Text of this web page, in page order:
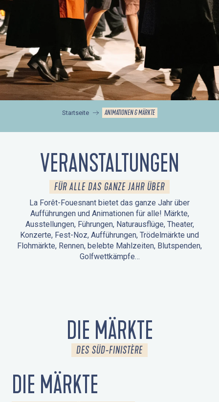
Startseite ANIMATIONEN & MÄRKTE
VERANSTALTUNGEN
FÜR ALLE DAS GANZE JAHR ÜBER
La Forêt-Fouesnant bietet das ganze Jahr über
Aufführungen und Animationen für alle! Märkte,
Ausstellungen, Führungen, Naturausflüge, Theater,
Konzerte, Fest-Noz, Aufführungen, Trödelmärkte und
Flohmärkte, Rennen, belebte Mahlzeiten, Blutspenden,
Golfwettkämpfe…
DIE MÄRKTE
DES SÜD-FINISTÈRE
DIE MÄRKTE